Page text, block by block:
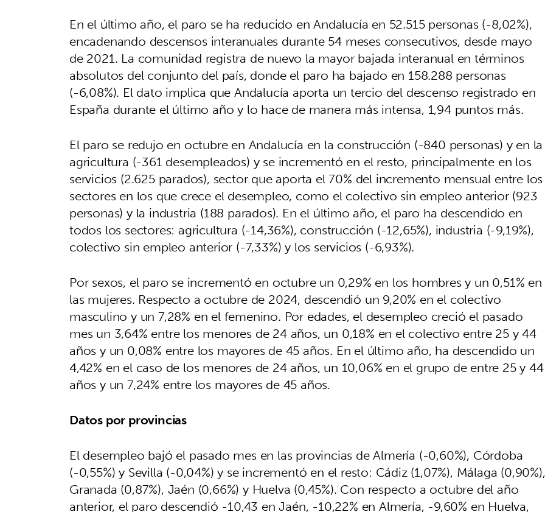
En el último año, el paro se ha reducido en Andalucía en 52.515 personas (-8,02%),
encadenando descensos interanuales durante 54 meses consecutivos, desde mayo
de 2021. La comunidad registra de nuevo la mayor bajada interanual en términos
absolutos del conjunto del país, donde el paro ha bajado en 158.288 personas
(-6,08%). El dato implica que Andalucía aporta un tercio del descenso registrado en
España durante el último año y lo hace de manera más intensa, 1,94 puntos más.
El paro se redujo en octubre en Andalucía en la construcción (-840 personas) y en la
agricultura (-361 desempleados) y se incrementó en el resto, principalmente en los
servicios (2.625 parados), sector que aporta el 70% del incremento mensual entre los
sectores en los que crece el desempleo, como el colectivo sin empleo anterior (923
personas) y la industria (188 parados). En el último año, el paro ha descendido en
todos los sectores: agricultura (-14,36%), construcción (-12,65%), industria (-9,19%),
colectivo sin empleo anterior (-7,33%) y los servicios (-6,93%).
Por sexos, el paro se incrementó en octubre un 0,29% en los hombres y un 0,51% en
las mujeres. Respecto a octubre de 2024, descendió un 9,20% en el colectivo
masculino y un 7,28% en el femenino. Por edades, el desempleo creció el pasado
mes un 3,64% entre los menores de 24 años, un 0,18% en el colectivo entre 25 y 44
años y un 0,08% entre los mayores de 45 años. En el último año, ha descendido un
4,42% en el caso de los menores de 24 años, un 10,06% en el grupo de entre 25 y 44
años y un 7,24% entre los mayores de 45 años.
Datos por provincias
El desempleo bajó el pasado mes en las provincias de Almería (-0,60%), Córdoba
(-0,55%) y Sevilla (-0,04%) y se incrementó en el resto: Cádiz (1,07%), Málaga (0,90%),
Granada (0,87%), Jaén (0,66%) y Huelva (0,45%). Con respecto a octubre del año
anterior, el paro descendió -10,43 en Jaén, -10,22% en Almería, -9,60% en Huelva,